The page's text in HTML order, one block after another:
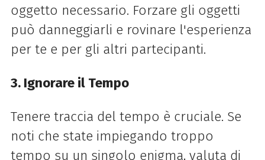
oggetto necessario. Forzare gli oggetti
può danneggiarli e rovinare l'esperienza
per te e per gli altri partecipanti.
3. Ignorare il Tempo
Tenere traccia del tempo è cruciale. Se
noti che state impiegando troppo
tempo su un singolo enigma, valuta di